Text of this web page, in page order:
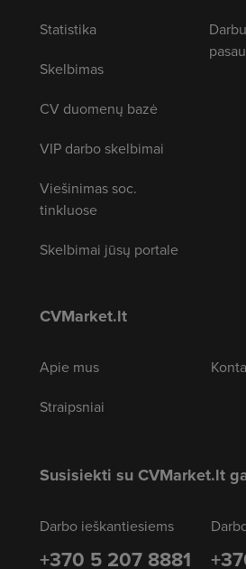
Statistika
Skelbimas
CV duomenų bazė
VIP darbo skelbimai
Viešinimas soc.
tinkluose
Skelbimai jūsų portale
CVMarket.lt
Apie mus
Straipsniai
Susisiekti su CVMarket.lt
Darbo ieškantiesiems
+370 5 207 8881